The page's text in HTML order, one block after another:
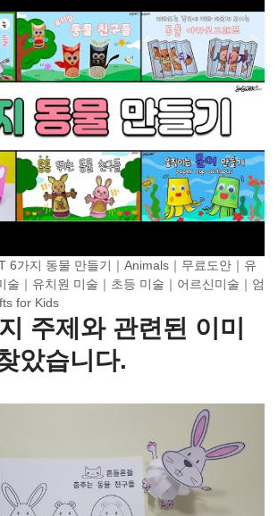
6가지 동물 만들기｜Animals｜무료도안｜유
술｜유치원 미술｜초등 미술｜어르신미술｜엄
for Kids
주제와 관련된 이미
았습니다.